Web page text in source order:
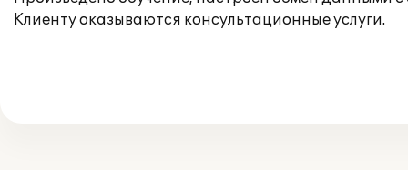
Клиенту оказываются консультационные услуги.